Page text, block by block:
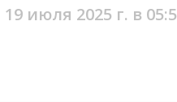
19 июля 2025 г. в